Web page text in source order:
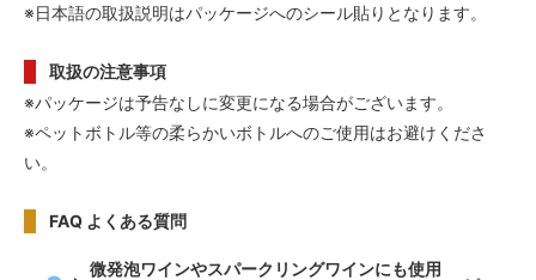
※日本語の取扱説明はパッケージへのシール貼りとなります。
取扱の注意事項
※パッケージは予告なしに変更になる場合がございます。
※ペットボトル等の柔らかいボトルへのご使用はお避けくださ
い。
FAQ よくある質問
微発泡ワインやスパークリングワインにも使用